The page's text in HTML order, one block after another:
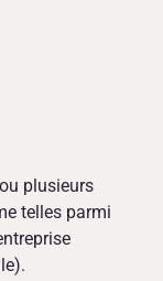
plusieurs
telles parmi